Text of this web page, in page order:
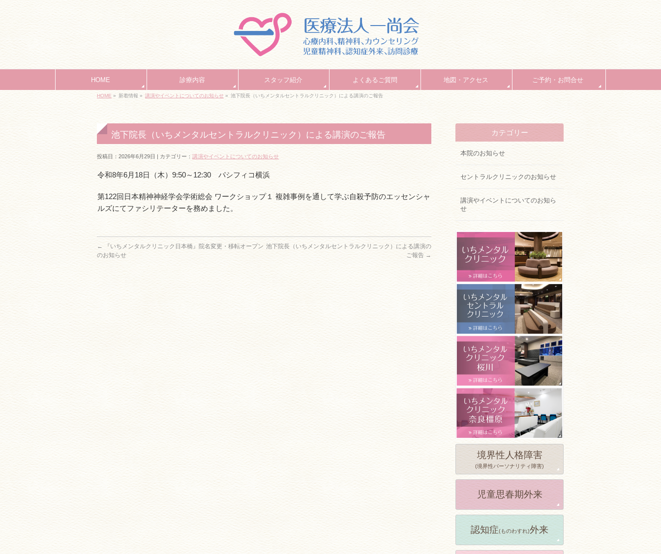
HOME 診療内容 スタッフ紹介 よくあるご質問 地図・アクセス ご予約・お問合せ
HOME » 新着情報 » 講演やイベントについてのお知らせ » 池下院長（いちメンタルセントラルクリニック）による講演のご報告
池下院長（いちメンタルセントラルクリニック）による講演のご報告
投稿日：2026年6月29日 | カテゴリー： 講演やイベントについてのお知らせ
令和8年6月18日（木）9:50～12:30 パシフィコ横浜
第122回日本精神神経学会学術総会 ワークショップ１ 複雑事例を通して学ぶ自殺予防のエッセンシャ
ルズにてファシリテーターを務めました。
←
『いちメンタルクリニック日本橋』院名変更・移転オープン
のお知らせ
池下院長（いちメンタルセントラルクリニック）による講演の
ご報告 →
カテゴリー
本院のお知らせ
セントラルクリニックのお知らせ
講演やイベントについてのお知ら
せ
境界性人格障害
(境界性パーソナリティ障害)
児童思春期外来
認知症(ものわすれ)外来